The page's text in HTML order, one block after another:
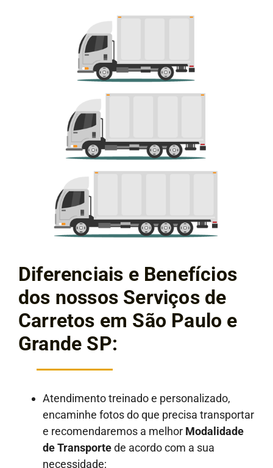
Diferenciais e Benefícios
dos nossos Serviços de
Carretos em São Paulo e
Grande SP:
Atendimento treinado e personalizado,
encaminhe fotos do que precisa transportar
e recomendaremos a melhor Modalidade
de Transportede acordo com a sua
necessidade;